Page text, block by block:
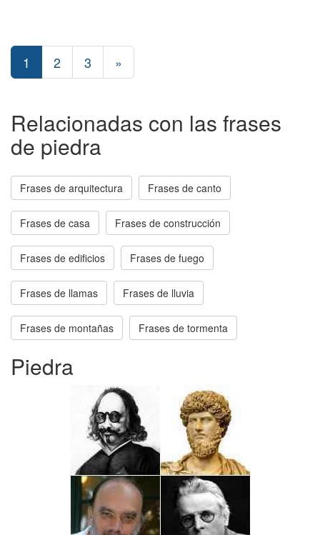
1 2 3 »
Relacionadas con las frases
de piedra
Frases de arquitectura Frases de canto
Frases de casa Frases de construcción
Frases de edificios Frases de fuego
Frases de llamas Frases de lluvia
Frases de montañas Frases de tormenta
Piedra